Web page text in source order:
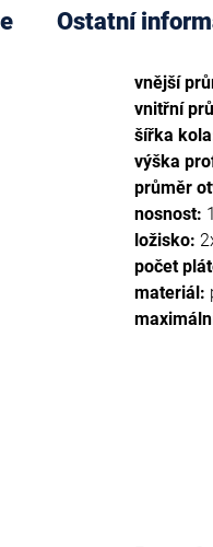
Ostatní
vnější
vnitřní
šířka
výška
průměr
nosnost:
ložisko:
počet
materiál: